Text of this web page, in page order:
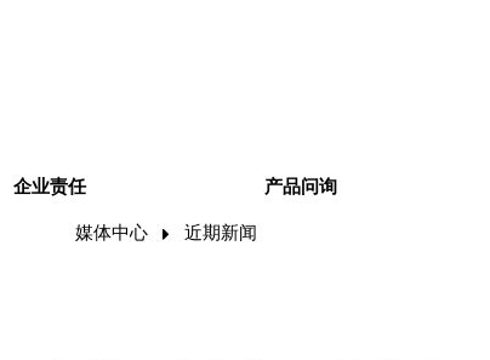
企业责任 产品问询
媒体中心 近期新闻